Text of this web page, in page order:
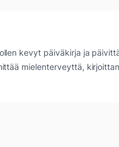
kevyt päiväkirja ja
mielenterveyttä,